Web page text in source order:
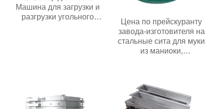
Машина для загрузки и
разгрузки угольного
Цена по прейскуранту
завода-изготовителя на
стальные сита для муки
из маниоки,
роторное вибрационное
сито